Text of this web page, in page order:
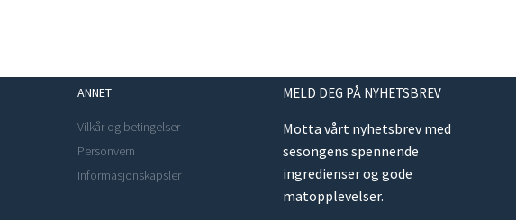
ANNET
Vilkår og betingelser
Personvern
Informasjonskapsler
MELD DEG PÅ NYHETSBREV
Motta vårt nyhetsbrev med
sesongens spennende
ingredienser og gode
matopplevelser.